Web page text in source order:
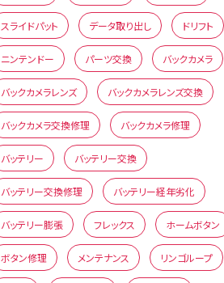
スライドパット データ取り出し ドリフト
ニンテンドー パーツ交換 バックカメラ
バックカメラレンズ バックカメラレンズ交換
バックカメラ交換修理 バックカメラ修理
バッテリー バッテリー交換
バッテリー交換修理 バッテリー経年劣化
バッテリー膨張 フレックス ホームボタン
ボタン修理 メンテナンス リンゴループ